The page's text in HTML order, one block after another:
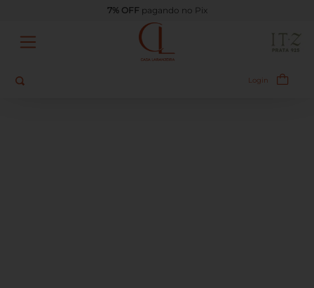
7% OFF pagando no Pix
Busque aqui Login